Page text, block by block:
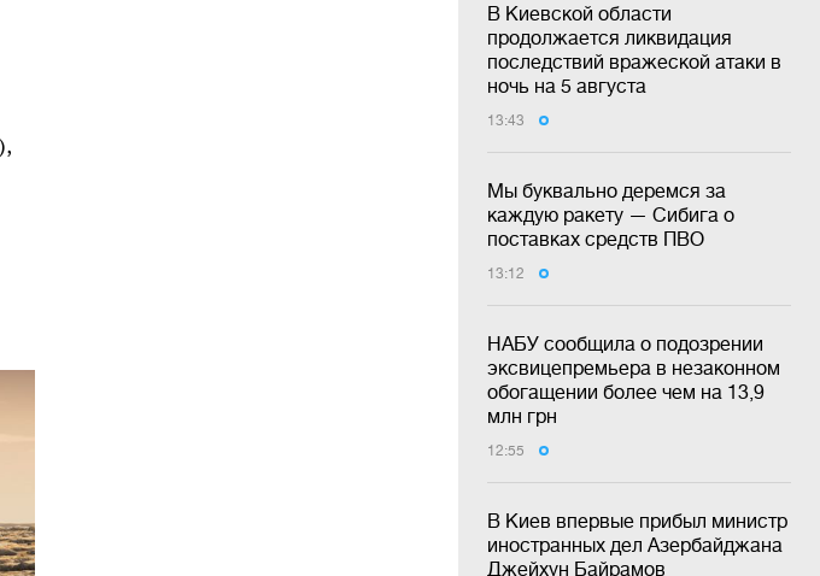
В Киевской области
продолжается ликвидация
последствий вражеской атаки в
ночь на 5 августа
13:43
Мы буквально деремся за
каждую ракету — Сибига о
поставках средств ПВО
13:12
НАБУ сообщила о подозрении
эксвицепремьера в незаконном
обогащении более чем на 13,9
млн грн
12:55
В Киев впервые прибыл министр
иностранных дел Азербайджана
Джейхун Байрамов